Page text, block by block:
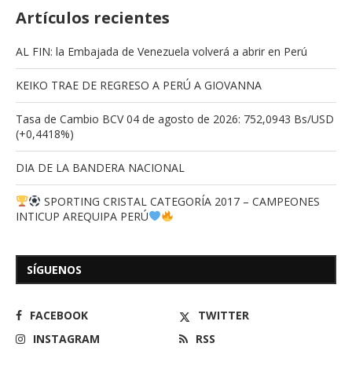
Artículos recientes
AL FIN: la Embajada de Venezuela volverá a abrir en Perú
KEIKO TRAE DE REGRESO A PERÚ A GIOVANNA
Tasa de Cambio BCV 04 de agosto de 2026: 752,0943 Bs/USD
(+0,4418%)
DIA DE LA BANDERA NACIONAL
SPORTING CRISTAL CATEGORÍA 2017 – CAMPEONES
INTICUP AREQUIPA PERÚ
SÍGUENOS
FACEBOOK
TWITTER
INSTAGRAM
RSS